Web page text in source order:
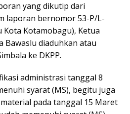
yang dikutip dari
laporan bernomor 53-P/L-
Kota Kotamobagu), Ketua
Bawaslu diaduhkan atau
ke DKPP.
administrasi tanggal 8
syarat (MS), begitu juga
pada tanggal 15 Maret